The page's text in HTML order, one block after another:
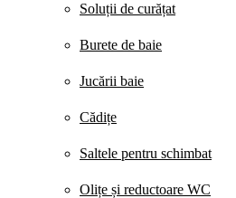
Soluții de curățat
Burete de baie
Jucării baie
Cădițe
Saltele pentru schimbat
Olițe și reductoare WC